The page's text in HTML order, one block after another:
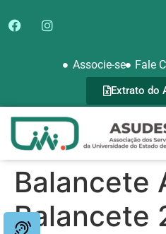
Associe-se Fale
Extrato do
Balancete
Balancete